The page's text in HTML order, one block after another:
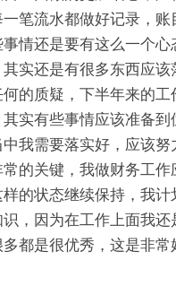
笔流水都做好记录，账
情还是要有这么一个心
实还是有很多东西应该
的质疑，下半年来的工
实有些事情应该准备到
我需要落实好，应该努
的关键，我做财务工作
的状态继续保持，我计
，因为在工作上面我还
都是很优秀，这是非常